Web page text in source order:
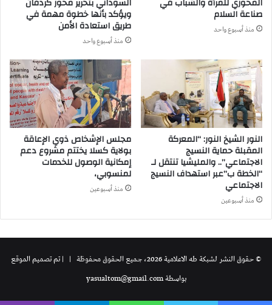
صناعة السلام
منذ أسبوع واحد
ويؤكد بأنها خطوة مهمة في
طريق استعادة الأمن
منذ أسبوع واحد
النور الشيخ النور: “المعركة
المقبلة حماية النسيج
الاجتماعي”.. والمليشيا تنتقل لـ
“الخطة ب”عبر استهداف النسيج
الاجتماعي
منذ أسبوعين
مجلس الإشخاص ذوي الإعاقة
بولاية كسلا يختتم مشروع دعم
إمكانية الوصول للخدمات
لمنسوبي،
منذ أسبوعين
© حقوق النشر لشبكة طه الاعلامية 2026، جميع الحقوق محفوظة | | تم تصميم الموقع
بواسطةyasualtom@gmail.com